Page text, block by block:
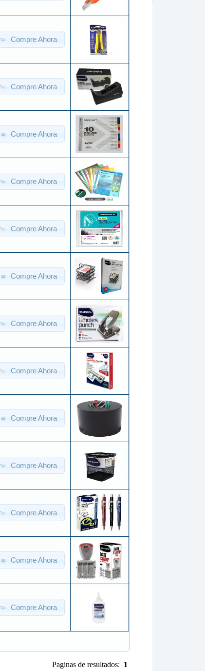
Compre Ahora
Compre Ahora
Compre Ahora
Compre Ahora
Compre Ahora
Compre Ahora
Compre Ahora
Compre Ahora
Compre Ahora
Compre Ahora
Compre Ahora
Compre Ahora
Compre Ahora
Paginas de resultados: 1